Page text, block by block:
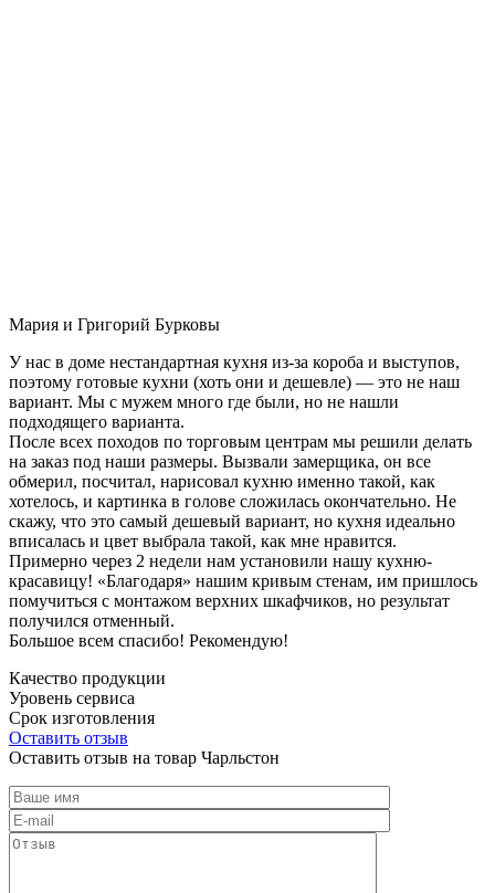
Мария и Григорий Бурковы
У нас в доме нестандартная кухня из-за короба и выступов,
поэтому готовые кухни (хоть они и дешевле) — это не наш
вариант. Мы с мужем много где были, но не нашли
подходящего варианта.
После всех походов по торговым центрам мы решили делать
на заказ под наши размеры. Вызвали замерщика, он все
обмерил, посчитал, нарисовал кухню именно такой, как
хотелось, и картинка в голове сложилась окончательно. Не
скажу, что это самый дешевый вариант, но кухня идеально
вписалась и цвет выбрала такой, как мне нравится.
Примерно через 2 недели нам установили нашу кухню-
красавицу! «Благодаря» нашим кривым стенам, им пришлось
помучиться с монтажом верхних шкафчиков, но результат
получился отменный.
Большое всем спасибо! Рекомендую!
Качество продукции
Уровень сервиса
Срок изготовления
Оставить отзыв
Оставить отзыв на товар Чарльстон